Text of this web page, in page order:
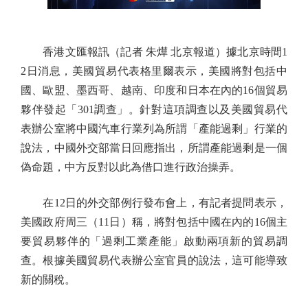
香港文匯報訊（記者 朱燁 北京報道）據北京時間1
2日消息，美國貿易代表格里爾表示，美國將對包括中
國、歐盟、墨西哥、越南、印度和日本在內的16個貿易
夥伴發起「301調查」。針對這項調查以及美國貿易代
表辦公室將中國汽車行業列為所謂「產能過剩」行業的
說法，中國外交部當日回應指出，所謂產能過剩是一個
偽命題，中方反對以此為借口進行政治操弄。
在12日的外交部例行發布會上，有記者提問表示，
美國政府周三（11日）稱，將對包括中國在內的16個主
要貿易夥伴的「過剩工業產能」啟動兩項新的貿易調
查。根據美國貿易代表辦公室官員的說法，這可能導致
新的關稅。